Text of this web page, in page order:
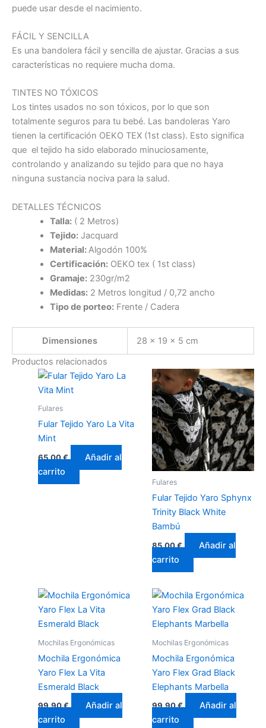
puede usar desde el nacimiento.
FÁCIL Y SENCILLA
Es una bandolera fácil y sencilla de ajustar. Gracias a sus
características no requiere mucha doma.
TINTES NO TÓXICOS
Los tintes usados no son tóxicos, por lo que son
totalmente seguros para tu bebé. Las bandoleras Yaro
tienen la certificación OEKO TEX (1st class). Esto significa
que el tejido ha sido elaborado minuciosamente,
controlando y analizando su tejido para que no haya
ninguna sustancia nociva para la salud.
DETALLES TÉCNICOS
Talla:( 2 Metros)
Tejido:Jacquard
Material:Algodón 100%
Certificación:OEKO tex ( 1st class)
Gramaje:230gr/m2
Medidas:2 Metros longitud / 0,72 ancho
Tipo de porteo:Frente / Cadera
Dimensiones
28 × 19 × 5 cm
Productos relacionados
Fulares
Fular Tejido Yaro La Vita
Mint
65,00€
Añadir al
carrito
Fulares
Fular Tejido Yaro Sphynx
Trinity Black White
Bambú
85,00€
Añadir al
carrito
Mochilas Ergonómicas
Mochila Ergonómica
Yaro Flex La Vita
Esmerald Black
99,90€
Añadir al
carrito
Mochilas Ergonómicas
Mochila Ergonómica
Yaro Flex Grad Black
Elephants Marbella
99,90€
Añadir al
carrito